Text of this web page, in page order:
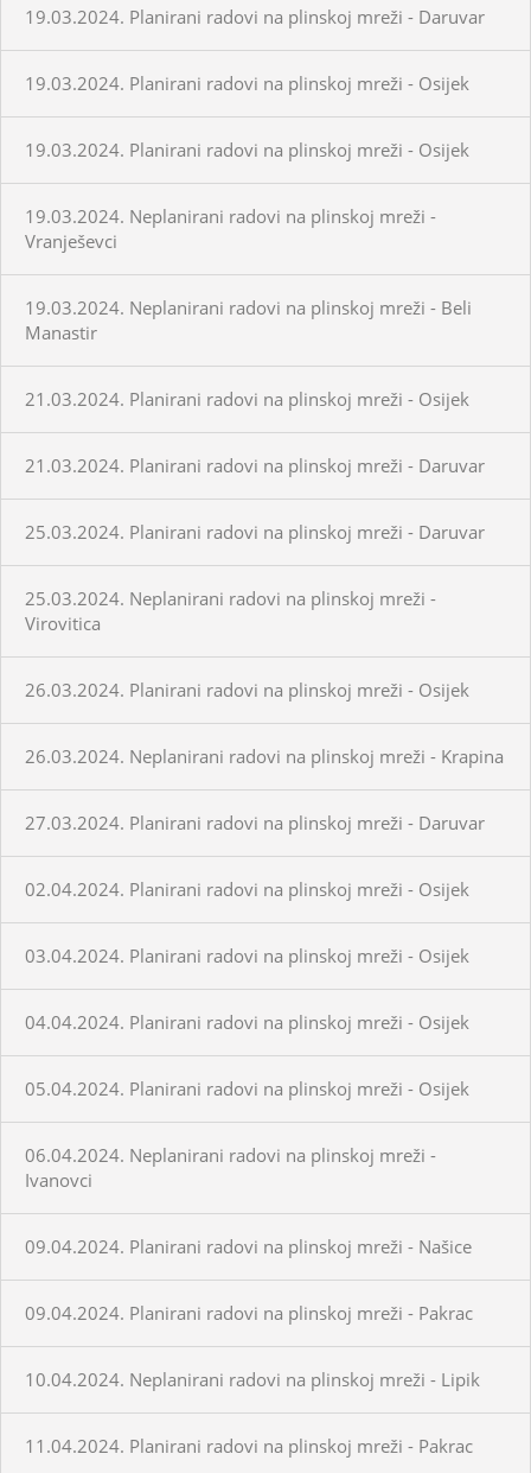
19.03.2024. Planirani radovi na plinskoj mreži - Daruvar
19.03.2024. Planirani radovi na plinskoj mreži - Osijek
19.03.2024. Planirani radovi na plinskoj mreži - Osijek
19.03.2024. Neplanirani radovi na plinskoj mreži -
Vranješevci
19.03.2024. Neplanirani radovi na plinskoj mreži - Beli
Manastir
21.03.2024. Planirani radovi na plinskoj mreži - Osijek
21.03.2024. Planirani radovi na plinskoj mreži - Daruvar
25.03.2024. Planirani radovi na plinskoj mreži - Daruvar
25.03.2024. Neplanirani radovi na plinskoj mreži -
Virovitica
26.03.2024. Planirani radovi na plinskoj mreži - Osijek
26.03.2024. Neplanirani radovi na plinskoj mreži - Krapina
27.03.2024. Planirani radovi na plinskoj mreži - Daruvar
02.04.2024. Planirani radovi na plinskoj mreži - Osijek
03.04.2024. Planirani radovi na plinskoj mreži - Osijek
04.04.2024. Planirani radovi na plinskoj mreži - Osijek
05.04.2024. Planirani radovi na plinskoj mreži - Osijek
06.04.2024. Neplanirani radovi na plinskoj mreži -
Ivanovci
09.04.2024. Planirani radovi na plinskoj mreži - Našice
09.04.2024. Planirani radovi na plinskoj mreži - Pakrac
10.04.2024. Neplanirani radovi na plinskoj mreži - Lipik
11.04.2024. Planirani radovi na plinskoj mreži - Pakrac